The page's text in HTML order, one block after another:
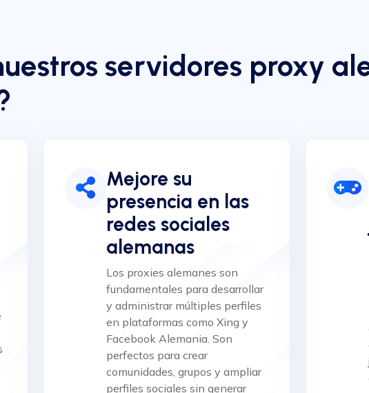
servidores proxy
Mejore su
presencia en las
redes sociales
alemanas
Los proxies alemanes son
fundamentales para desarrollar
y administrar múltiples perfiles
en plataformas como Xing y
Facebook Alemania. Son
perfectos para crear
comunidades, grupos y ampliar
perfiles sociales sin generar